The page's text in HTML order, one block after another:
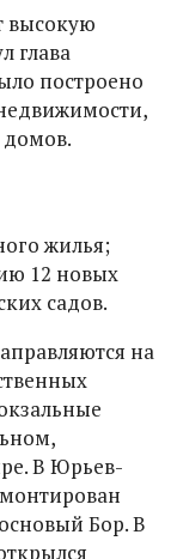
высокую
глава
построено
домов.
жилья;
12 новых
садов.
на
В Юрьев-
Бор. В